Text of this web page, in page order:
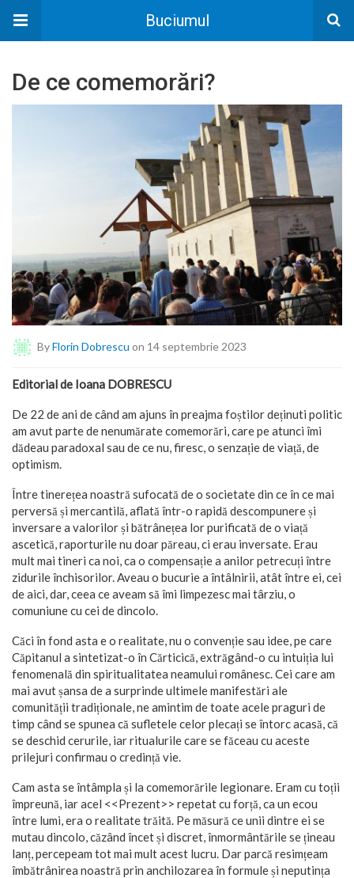
Buciumul
De ce comemorări?
ByFlorin Dobrescu on 14 septembrie 2023
Editorial de Ioana DOBRESCU
De 22 de ani de când am ajuns în preajma foștilor deținuti politic
am avut parte de nenumărate comemorări, care pe atunci îmi
dădeau paradoxal sau de ce nu, firesc, o senzație de viață, de
optimism.
Între tinerețea noastră sufocată de o societate din ce în ce mai
perversă și mercantilă, aflată într-o rapidă descompunere și
inversare a valorilor și bătrânețea lor purificată de o viață
ascetică, raporturile nu doar păreau, ci erau inversate. Erau
mult mai tineri ca noi, ca o compensație a anilor petrecuți între
zidurile închisorilor. Aveau o bucurie a întâlnirii, atât între ei, cei
de aici, dar, ceea ce aveam să îmi limpezesc mai târziu, o
comuniune cu cei de dincolo.
Căci în fond asta e o realitate, nu o convenție sau idee, pe care
Căpitanul a sintetizat-o în Cărticică, extrăgând-o cu intuiția lui
fenomenală din spiritualitatea neamului românesc. Cei care am
mai avut șansa de a surprinde ultimele manifestări ale
comunității tradiționale, ne amintim de toate acele praguri de
timp când se spunea că sufletele celor plecați se întorc acasă, că
se deschid cerurile, iar ritualurile care se făceau cu aceste
prilejuri confirmau o credință vie.
Cam asta se întâmpla și la comemorările legionare. Eram cu toții
împreună, iar acel <<Prezent>> repetat cu forță, ca un ecou
între lumi, era o realitate trăită. Pe măsură ce unii dintre ei se
mutau dincolo, căzând încet și discret, înmormântările se țineau
lanț, percepeam tot mai mult acest lucru. Dar parcă resimțeam
îmbătrânirea noastră prin anchilozarea în formule și neputința